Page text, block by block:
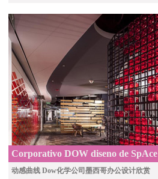
Corporativo DOW diseno de SpAce
Arquitectura
动感曲线 Dow化学公司墨西哥办公设计欣赏